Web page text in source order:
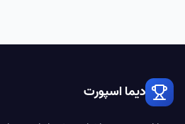
دیما اسپورت